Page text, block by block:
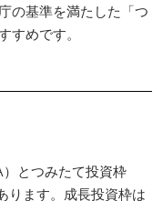
の基準を満たした「つ
すめです。
とつみたて投資枠
ります。成長投資枠は